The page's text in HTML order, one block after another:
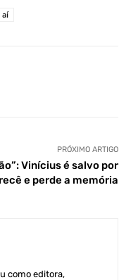
aí
PRÓXIMO ARTIGO
Vinícius é salvo por
e perde a memória
como editora,